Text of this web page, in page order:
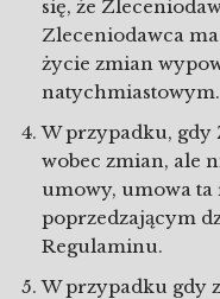
się, że
Zleceniodawca
życie zmian
natychmiastowym.
W przypadku, gdy
wobec zmian, ale
umowy, umowa ta
poprzedzającym
Regulaminu.
W przypadku gdy